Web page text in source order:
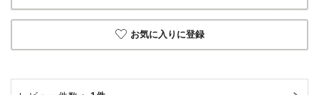
お気に入りに登録